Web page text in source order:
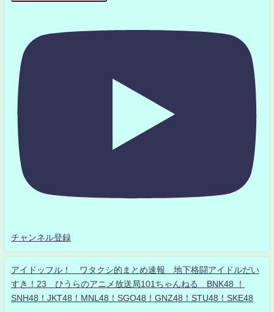
チャンネル登録
アイドッフル！ ワタクシ的まとめ速報 地下格闘アイドルだい
すき！23 ひうらのアニメ放送局101ちゃんねる BNK48 ！
SNH48！JKT48！MNL48！SGO48！GNZ48！STU48！SKE48